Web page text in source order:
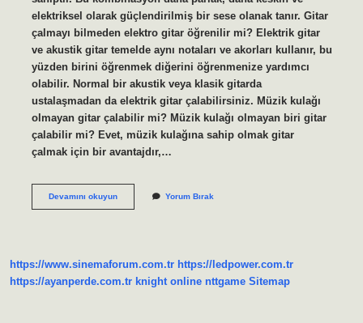
elektriksel olarak güçlendirilmiş bir sese olanak tanır. Gitar
çalmayı bilmeden elektro gitar öğrenilir mi? Elektrik gitar
ve akustik gitar temelde aynı notaları ve akorları kullanır, bu
yüzden birini öğrenmek diğerini öğrenmenize yardımcı
olabilir. Normal bir akustik veya klasik gitarda
ustalaşmadan da elektrik gitar çalabilirsiniz. Müzik kulağı
olmayan gitar çalabilir mi? Müzik kulağı olmayan biri gitar
çalabilir mi? Evet, müzik kulağına sahip olmak gitar
çalmak için bir avantajdır,…
Devamını okuyunNormal
Çalabilir
Yorum Bırak
https://www.sinemaforum.com.tr https://ledpower.com.tr
https://ayanperde.com.tr knight online nttgame Sitemap